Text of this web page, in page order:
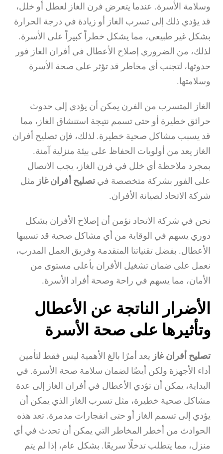
وسلامة الأسرة. عندما يتعرض فرن الغاز لعطل أو خلل،
قد يؤدي ذلك إلى تسرب الغاز أو زيادة في درجة الحرارة
بشكل غير طبيعي، مما يشكل خطراً كبيراً على الأسرة.
لذلك، من الضروري إصلاح الأعطال في أفران الغاز فور
حدوثها، لتجنب أي مخاطر قد تؤثر على صحة الأسرة
وسلامتها.
الغاز المتسرب من الفرن يمكن أن يؤدي إلى حدوث
حرائق خطيرة أو حتى تسمم نتيجة استنشاق الغاز، مما
قد يسبب مشاكل صحية خطيرة. لذلك، فإن تصليح أفران
الغاز يعد من أولويات الحفاظ على بيئة منزلية آمنة.
بمجرد ملاحظة أي خلل في فرن الغاز، يجب الاتصال
على الفور بشركة متخصصة في تصليح أفران غاز مثل
شركة الاتحاد لصيانة الأفران.
نحن في شركة الاتحاد نؤمن أن إصلاح الأفران بشكل
دوري يسهم في الوقاية من أي مشاكل صحية قد تسببها
الأعطال. بفضل تقنياتنا المتقدمة وفريق العمل المدرب،
نعمل على ضمان تشغيل الأفران بأعلى مستوى من
الأمان، مما يسهم في راحة وصحة أفراد الأسرة.
الأضرار الناتجة عن الأعطال
وتأثيرها على صحة الأسرة
تصليح أفران غاز يعد أمرًا بالغ الأهمية ليس فقط لتأمين
أداء الأجهزة ولكن أيضًا لضمان سلامة صحة الأسرة. في
البداية، يمكن أن تؤدي الأعطال في أفران الغاز إلى عدة
مشاكل صحية خطيرة، مثل تسرب الغاز الذي يمكن أن
يؤدي إلى تسمم الغاز أو حتى انفجارات مدمرة. تعد هذه
الحوادث من أخطر المخاطر التي يمكن أن تحدث في أي
منزل، مما يتطلب تدخلًا سريعًا. بشكل عام، إذا لم يتم